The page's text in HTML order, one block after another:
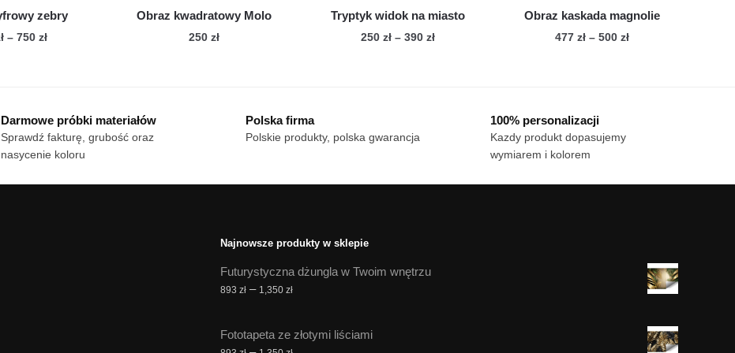
zebry
– 750 złZakres
750 zł
wiele
wariantów.
Opcje
można
Obraz kwadratowy Molo
250 zł
wariantów.
można
stronie
Tryptyk widok na miasto
250zł – 390złZakres
wariantów.
można
Obraz kaskada magnolie
477 zł – 500 złZakres
wiele
wariantów.
można
Darmowe próbki materiałów
Sprawdź fakturę, grubość oraz
nasycenie koloru
Polska firma
Polskie produkty, polska gwarancja
100% personalizacji
Kazdy produkt dopasujemy
wymiarem i kolorem
Najnowsze produkty w sklepie
Futurystyczna dżungla w Twoim wnętrzu
893 zł – 1,350 złZakres
893 zł
Fototapeta ze złotymi liściami